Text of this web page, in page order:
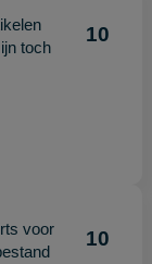
toch
10
voor
10